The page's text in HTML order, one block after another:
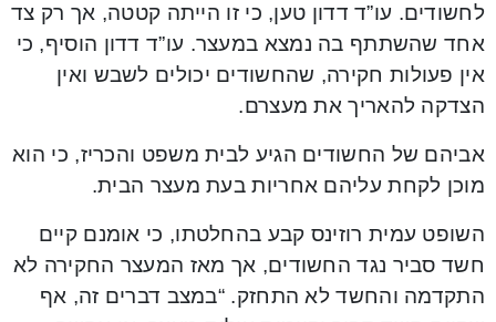
לחשודים. עו”ד דדון טען, כי זו הייתה קטטה, אך רק צד
אחד שהשתתף בה נמצא במעצר. עו”ד דדון הוסיף, כי
אין פעולות חקירה, שהחשודים יכולים לשבש ואין
הצדקה להאריך את מעצרם.
אביהם של החשודים הגיע לבית משפט והכריז, כי הוא
מוכן לקחת עליהם אחריות בעת מעצר הבית.
השופט עמית רוזינס קבע בהחלטתו, כי אומנם קיים
חשד סביר נגד החשודים, אך מאז המעצר החקירה לא
התקדמה והחשד לא התחזק. “במצב דברים זה, אף